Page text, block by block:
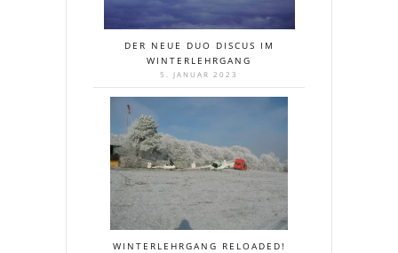
DER NEUE DUO DISCUS IM
WINTERLEHRGANG
5. JANUAR 2023
WINTERLEHRGANG RELOADED!